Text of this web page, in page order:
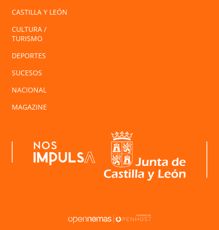
CASTILLA Y LEÓN
CULTURA /
TURISMO
DEPORTES
SUCESOS
NACIONAL
MAGAZINE